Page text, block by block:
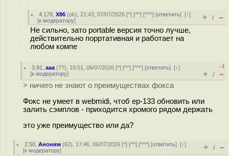
4.179 ,X86 (ok), 21:43, 07/07/2026 [^] [^^] [^^^] [ответить][↑]
[к модератору] + / –
Не сильно, зато portable версия точно лучше,
действительно порртативная и работает на
любом компе
3.91 ,ааа (??), 19:51, 06/07/2026 [^] [^^] [^^^] [ответить][↑]
[к модератору]
–1
+ / –
> ничего не знают о преимуществах фокса
Фокс не умеет в webmidi, чтоб ep-133 обновить или
залить сэмплов - приходится хромого рядом держать
это уже преимущество или да?
2.50 ,Аноним (62), 17:46, 06/07/2026 [^] [^^] [^^^] [ответить][↑]
[к модератору] + / –